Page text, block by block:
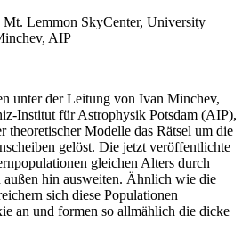
Lemmon SkyCenter, University
AIP
unter der Leitung von Ivan Minchev,
Institut für Astrophysik Potsdam (AIP),
theoretischer Modelle das Rätsel um die
gelöst. Die jetzt veröffentlichte
gleichen Alters durch
hin ausweiten. Ähnlich wie die
sich diese Populationen
an und formen so allmählich die dicke